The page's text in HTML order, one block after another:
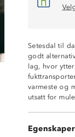
Setesdal til
godt
lag, hvor
varmeste og
utsatt for
Egenskaper
Varmt 2-
100%
Noe